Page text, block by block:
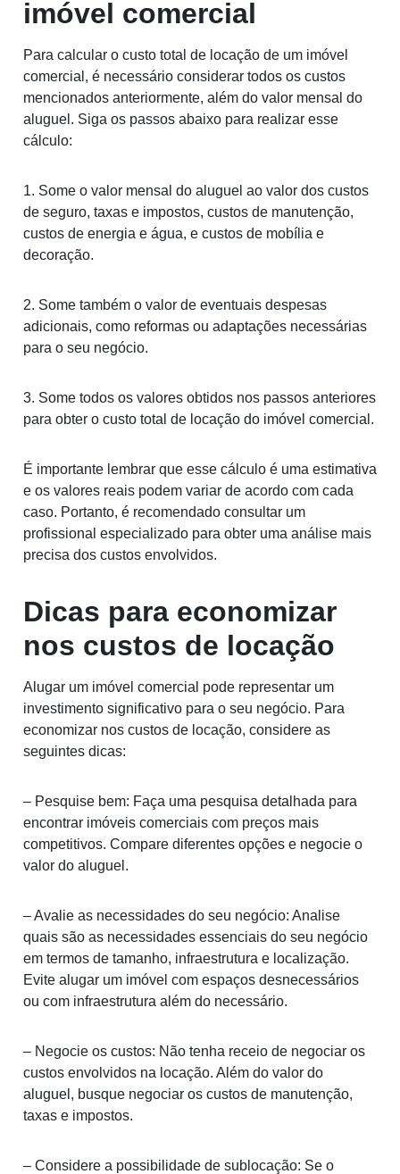
imóvel comercial
Para calcular o custo total de locação de um imóvel
comercial, é necessário considerar todos os custos
mencionados anteriormente, além do valor mensal do
aluguel. Siga os passos abaixo para realizar esse
cálculo:
1. Some o valor mensal do aluguel ao valor dos custos
de seguro, taxas e impostos, custos de manutenção,
custos de energia e água, e custos de mobília e
decoração.
2. Some também o valor de eventuais despesas
adicionais, como reformas ou adaptações necessárias
para o seu negócio.
3. Some todos os valores obtidos nos passos anteriores
para obter o custo total de locação do imóvel comercial.
É importante lembrar que esse cálculo é uma estimativa
e os valores reais podem variar de acordo com cada
caso. Portanto, é recomendado consultar um
profissional especializado para obter uma análise mais
precisa dos custos envolvidos.
Dicas para economizar
nos custos de locação
Alugar um imóvel comercial pode representar um
investimento significativo para o seu negócio. Para
economizar nos custos de locação, considere as
seguintes dicas:
– Pesquise bem: Faça uma pesquisa detalhada para
encontrar imóveis comerciais com preços mais
competitivos. Compare diferentes opções e negocie o
valor do aluguel.
– Avalie as necessidades do seu negócio: Analise
quais são as necessidades essenciais do seu negócio
em termos de tamanho, infraestrutura e localização.
Evite alugar um imóvel com espaços desnecessários
ou com infraestrutura além do necessário.
– Negocie os custos: Não tenha receio de negociar os
custos envolvidos na locação. Além do valor do
aluguel, busque negociar os custos de manutenção,
taxas e impostos.
– Considere a possibilidade de sublocação: Se o